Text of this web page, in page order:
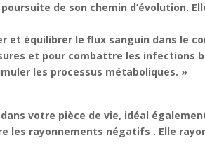
de son chemin d’évolution.
et équilibrer le flux sanguin dans le
et pour combattre les infections
les processus métaboliques. »
votre pièce de vie, idéal
rayonnements négatifs . Elle